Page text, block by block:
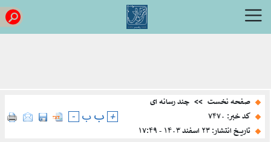
صفحه نخست >> چند رسانه ای
کد خبر: ۷۴۷۰
تاریخ انتشار: ۲۳ اسفند ۱۴۰۳ - ۱۷:۴۹
- ب ب +